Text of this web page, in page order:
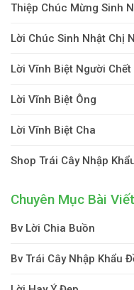
Thiệp Chúc Mừng Sinh
Lời Chúc Sinh Nhật Chị
Lời Vĩnh Biệt Người Chết
Lời Vĩnh Biệt Ông
Lời Vĩnh Biệt Cha
Shop Trái Cây Nhập
Chuyên Mục Bài Viết
Bv Lời Chia Buồn
Bv Trái Cây Nhập Khẩu